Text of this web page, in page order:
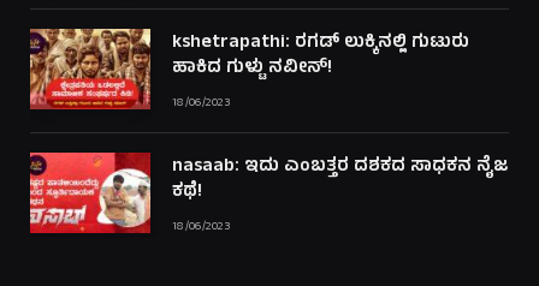
kshetrapathi: ರಗಡ್ ಲುಕ್ಕಿನಲ್ಲಿ ಗುಟುರು
ಹಾಕಿದ ಗುಳ್ಟು ನವೀನ್!
18/06/2023
nasaab: ಇದು ಎಂಬತ್ತರ ದಶಕದ ಸಾಧಕನ ನೈಜ
ಕಥೆ!
18/06/2023